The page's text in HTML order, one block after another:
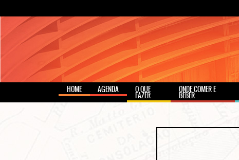
HOME AGENDA O QUE
FAZER
ONDE COMER E
BEBER